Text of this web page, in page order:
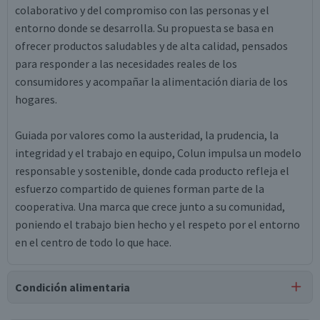
colaborativo y del compromiso con las personas y el
entorno donde se desarrolla. Su propuesta se basa en
ofrecer productos saludables y de alta calidad, pensados
para responder a las necesidades reales de los
consumidores y acompañar la alimentación diaria de los
hogares.
Guiada por valores como la austeridad, la prudencia, la
integridad y el trabajo en equipo, Colun impulsa un modelo
responsable y sostenible, donde cada producto refleja el
esfuerzo compartido de quienes forman parte de la
cooperativa. Una marca que crece junto a su comunidad,
poniendo el trabajo bien hecho y el respeto por el entorno
en el centro de todo lo que hace.
Condición alimentaria